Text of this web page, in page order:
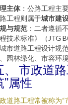
主体：公路工程主
工程则属于城市建
与规范 ：二者遵循
技术标准》（JTG
市道路工程设计规
园林绿化、市容环
、 市政道
”属性
道路工程常被称为